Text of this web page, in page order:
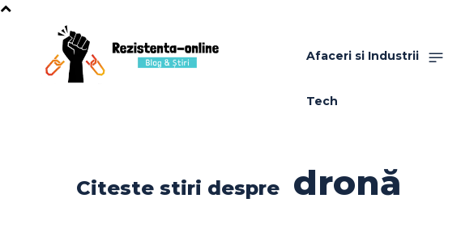
Afaceri si Industrii
Tech
Citeste stiri despre dronă